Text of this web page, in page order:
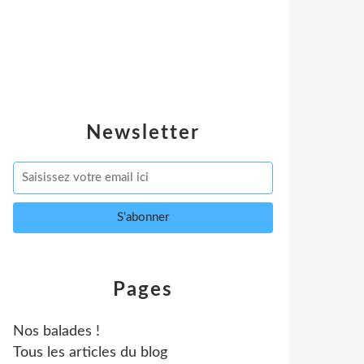
Newsletter
Pages
Nos balades !
Tous les articles du blog